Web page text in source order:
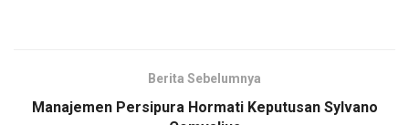
Di masa pandemic covid 19 ini, Wakil Walikota yang juga
meminta kepada para pengelola pariwisata untuk tetap
Berita Sebelumnya
Manajemen Persipura Hormati Keputusan Sylvano